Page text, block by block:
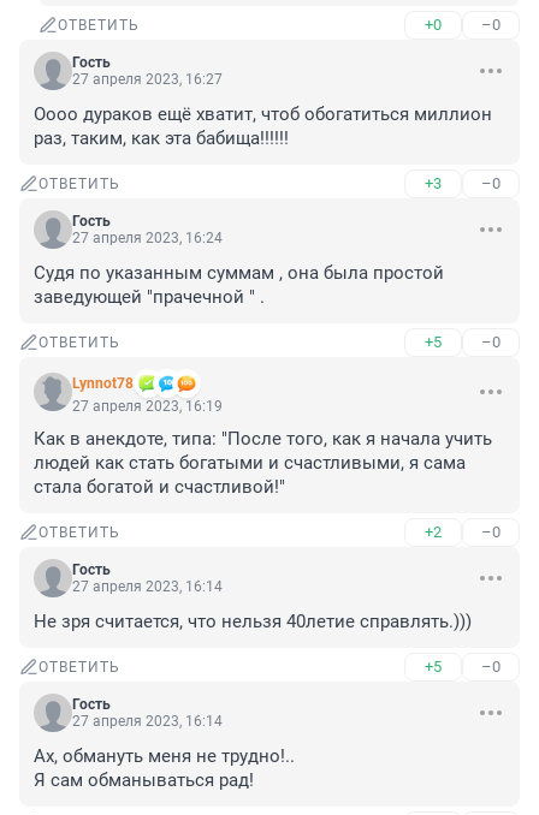
ОТВЕТИТЬ +0 –0
Гость
27 апреля 2023, 16:27
Оооо дураков ещё хватит, чтоб обогатиться миллион
раз, таким, как эта бабища!!!!!!
ОТВЕТИТЬ +3 –0
Гость
27 апреля 2023, 16:24
Судя по указанным суммам , она была простой
заведующей "прачечной " .
ОТВЕТИТЬ +5 –0
Lynnot78
27 апреля 2023, 16:19
Как в анекдоте, типа: "После того, как я начала учить
людей как стать богатыми и счастливыми, я сама
стала богатой и счастливой!"
ОТВЕТИТЬ +2 –0
Гость
27 апреля 2023, 16:14
Не зря считается, что нельзя 40летие справлять.)))
ОТВЕТИТЬ +5 –0
Гость
27 апреля 2023, 16:14
Ах, обмануть меня не трудно!..
Я сам обманываться рад!